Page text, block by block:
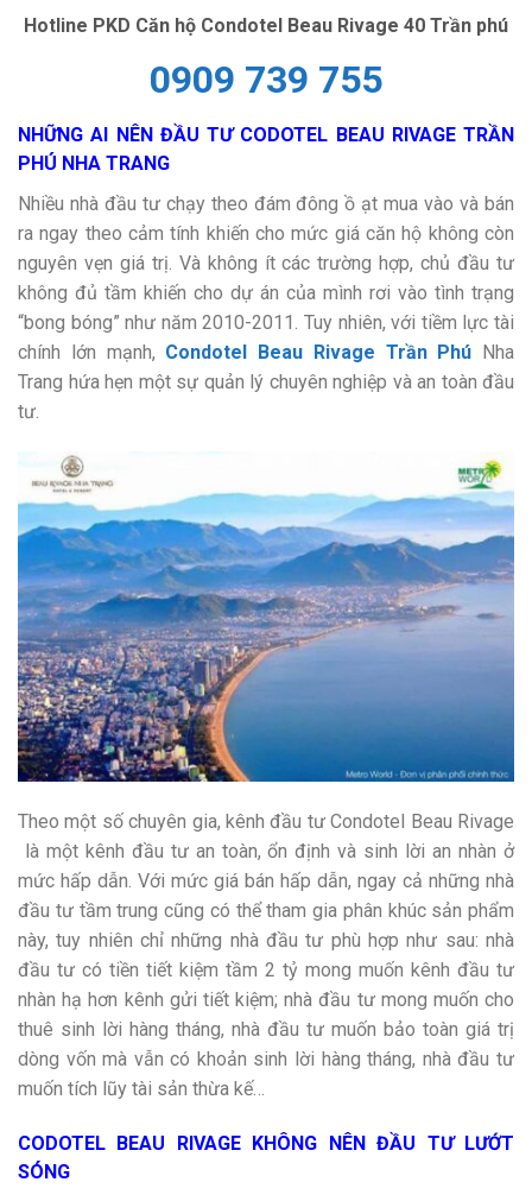
Hotline PKD Căn hộ Condotel Beau Rivage 40 Trần phú
0909 739 755
NHỮNG AI NÊN ĐẦU TƯ CODOTEL BEAU RIVAGE TRẦN
PHÚ NHA TRANG
Nhiều nhà đầu tư chạy theo đám đông ồ ạt mua vào và bán
ra ngay theo cảm tính khiến cho mức giá căn hộ không còn
nguyên vẹn giá trị. Và không ít các trường hợp, chủ đầu tư
không đủ tầm khiến cho dự án của mình rơi vào tình trạng
“bong bóng” như năm 2010-2011. Tuy nhiên, với tiềm lực tài
chính lớn mạnh, Condotel Beau Rivage Trần Phú Nha
Trang hứa hẹn một sự quản lý chuyên nghiệp và an toàn đầu
tư.
Theo một số chuyên gia, kênh đầu tư Condotel Beau Rivage
là một kênh đầu tư an toàn, ổn định và sinh lời an nhàn ở
mức hấp dẫn. Với mức giá bán hấp dẫn, ngay cả những nhà
đầu tư tầm trung cũng có thể tham gia phân khúc sản phẩm
này, tuy nhiên chỉ những nhà đầu tư phù hợp như sau: nhà
đầu tư có tiền tiết kiệm tầm 2 tỷ mong muốn kênh đầu tư
nhàn hạ hơn kênh gửi tiết kiệm; nhà đầu tư mong muốn cho
thuê sinh lời hàng tháng, nhà đầu tư muốn bảo toàn giá trị
dòng vốn mà vẫn có khoản sinh lời hàng tháng, nhà đầu tư
muốn tích lũy tài sản thừa kế…
CODOTEL BEAU RIVAGE KHÔNG NÊN ĐẦU TƯ LƯỚT
SÓNG